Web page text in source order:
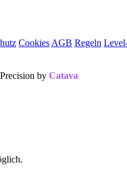
Cookies AGB Regeln
by Catava